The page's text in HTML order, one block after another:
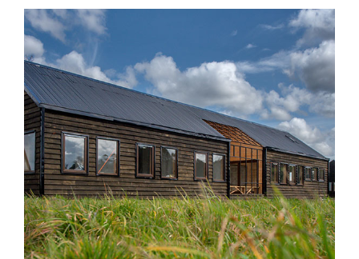
Hola, cómo podemos ayudarte?